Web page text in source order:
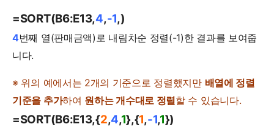
=SORT(B6:E13,4,-1,)
4번째 열(판매금액)로 내림차순 정렬(-1)한 결과를 보여줍
니다.
※ 위의 예에서는 2개의 기준으로 정렬했지만 배열에 정렬
기준을 추가하여 원하는 개수대로 정렬할 수 있습니다.
=SORT(B6:E13,{2,4,1},{1,-1,1})